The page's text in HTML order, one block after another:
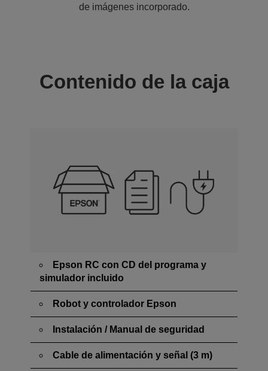
de imágenes incorporado.
Contenido de la caja
Epson RC con CD del programa y
simulador incluido
Robot y controlador Epson
Instalación / Manual de seguridad
Cable de alimentación y señal (3 m)